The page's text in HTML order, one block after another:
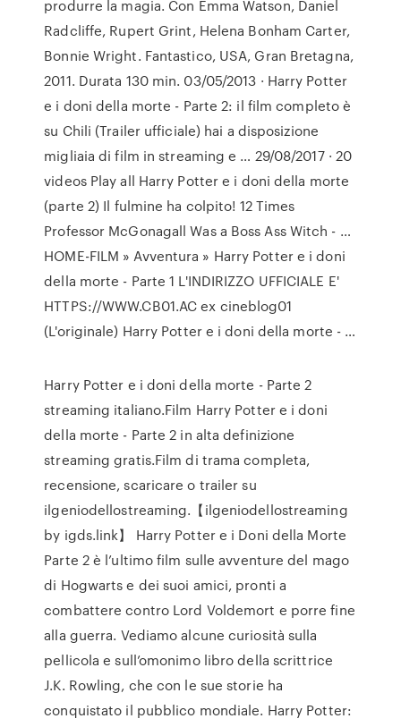
produrre la magia. Con Emma Watson, Daniel
Radcliffe, Rupert Grint, Helena Bonham Carter,
Bonnie Wright. Fantastico, USA, Gran Bretagna,
2011. Durata 130 min. 03/05/2013 · Harry Potter
e i doni della morte - Parte 2: il film completo è
su Chili (Trailer ufficiale) hai a disposizione
migliaia di film in streaming e … 29/08/2017 · 20
videos Play all Harry Potter e i doni della morte
(parte 2) Il fulmine ha colpito! 12 Times
Professor McGonagall Was a Boss Ass Witch - …
HOME-FILM » Avventura » Harry Potter e i doni
della morte - Parte 1 L'INDIRIZZO UFFICIALE E'
HTTPS://WWW.CB01.AC ex cineblog01
(L'originale) Harry Potter e i doni della morte - …
Harry Potter e i doni della morte - Parte 2
streaming italiano.Film Harry Potter e i doni
della morte - Parte 2 in alta definizione
streaming gratis.Film di trama completa,
recensione, scaricare o trailer su
ilgeniodellostreaming.【ilgeniodellostreaming
by igds.link】 Harry Potter e i Doni della Morte
Parte 2 è l’ultimo film sulle avventure del mago
di Hogwarts e dei suoi amici, pronti a
combattere contro Lord Voldemort e porre fine
alla guerra. Vediamo alcune curiosità sulla
pellicola e sull’omonimo libro della scrittrice
J.K. Rowling, che con le sue storie ha
conquistato il pubblico mondiale. Harry Potter: